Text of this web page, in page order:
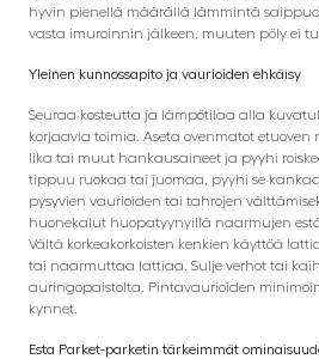
hyvin pienellä määrällä lämmintä
vasta imuroinnin jälkeen, muuten pöly ei
Yleinen kunnossapito ja vaurioiden ehkäisy
Seuraa kosteutta ja lämpötilaa alla
korjaavia toimia. Aseta ovenmatot etuoven
lika tai muut hankausaineet ja pyyhi
tippuu ruokaa tai juomaa, pyyhi se
pysyvien vaurioiden tai tahrojen
huonekalut huopatyynyillä naarmujen
Vältä korkeakorkoisten kenkien käyttöä
tai naarmuttaa lattiaa. Sulje verhot tai
auringopaistolta. Pintavaurioiden
kynnet.
Esta Parket-parketin tärkeimmät